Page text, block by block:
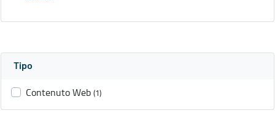
Tipo
Contenuto Web (1)